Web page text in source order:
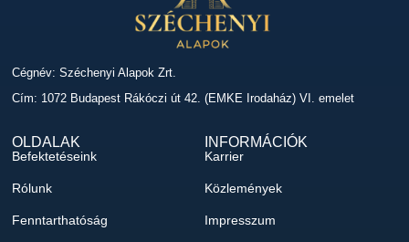
Cégnév: Széchenyi Alapok Zrt.
Cím: 1072 Budapest Rákóczi út 42. (EMKE Irodaház) VI. emelet
OLDALAK
Befektetéseink
Rólunk
Fenntarthatóság
INFORMÁCIÓK
Karrier
Közlemények
Impresszum